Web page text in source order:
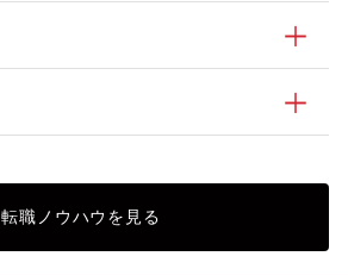
転職ノウハウを見る